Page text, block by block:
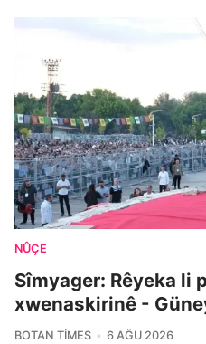
NÛÇE
Sîmyager: Rêyeka li
xwenaskirinê -
BOTAN TIMES 6 AĞU 2026